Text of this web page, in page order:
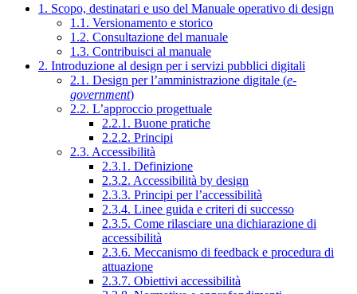
1. Scopo, destinatari e uso del Manuale operativo di design
1.1. Versionamento e storico
1.2. Consultazione del manuale
1.3. Contribuisci al manuale
2. Introduzione al design per i servizi pubblici digitali
2.1. Design per l’amministrazione digitale (e-
government)
2.2. L’approccio progettuale
2.2.1. Buone pratiche
2.2.2. Principi
2.3. Accessibilità
2.3.1. Definizione
2.3.2. Accessibilità by design
2.3.3. Principi per l’accessibilità
2.3.4. Linee guida e criteri di successo
2.3.5. Come rilasciare una dichiarazione di
accessibilità
2.3.6. Meccanismo di feedback e procedura di
attuazione
2.3.7. Obiettivi accessibilità